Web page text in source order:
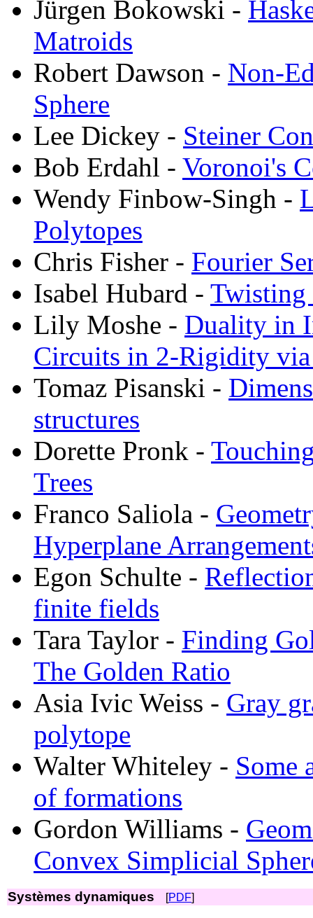
Jürgen Bokowski -
Matroids
Robert Dawson - Non-
Sphere
Lee Dickey - Steiner
Bob Erdahl - Voronoi's
Wendy Finbow-Singh -
Polytopes
Chris Fisher - Fourier
Isabel Hubard - Twisting
Lily Moshe - Duality in
Circuits in 2-Rigidity via
Tomaz Pisanski -
structures
Dorette Pronk -
Trees
Franco Saliola -
Hyperplane
Egon Schulte -
finite fields
Tara Taylor - Finding
The Golden Ratio
Asia Ivic Weiss - Gray
polytope
Walter Whiteley - Some
of formations
Gordon Williams -
Convex Simplicial
Systèmes dynamiques [PDF]